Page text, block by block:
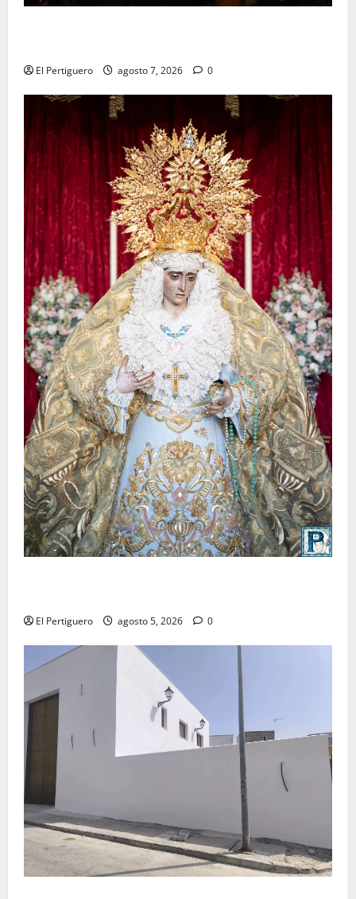
El Pertiguero agosto 7, 2026 0
El Pertiguero agosto 5, 2026 0